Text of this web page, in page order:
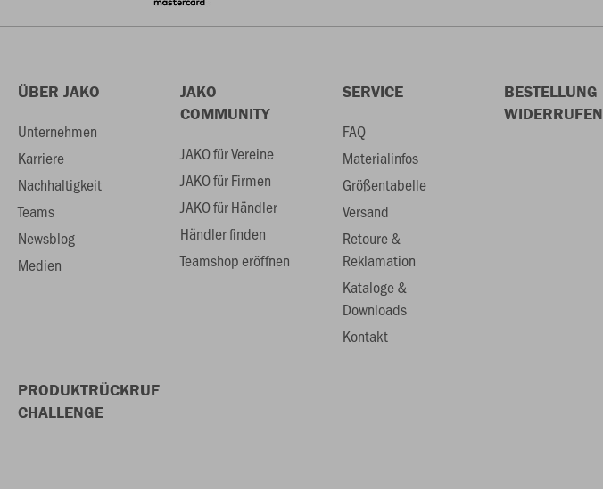
ÜBER JAKO
Unternehmen
Karriere
Nachhaltigkeit
Teams
Newsblog
Medien
JAKO
COMMUNITY
JAKO für Vereine
JAKO für Firmen
JAKO für Händler
Händler finden
Teamshop eröffnen
SERVICE
FAQ
Materialinfos
Größentabelle
Versand
Retoure &
Reklamation
Kataloge &
Downloads
Kontakt
BESTELLUNG
WIDERRUFEN
PRODUKTRÜCKRUF
CHALLENGE